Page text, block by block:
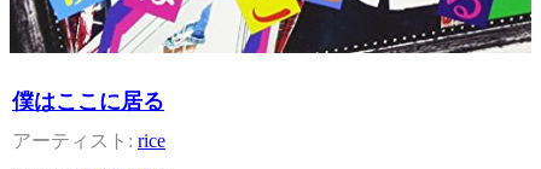
僕はここに居る
rice